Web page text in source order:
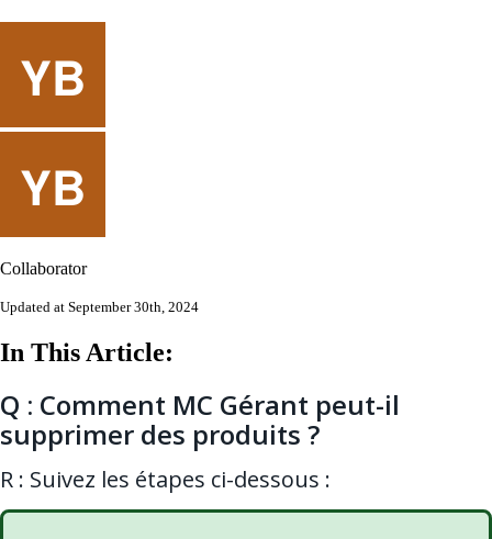
Collaborator
Updated at September 30th, 2024
In This Article:
Q : Comment MC Gérant peut-il
supprimer des produits ?
R : Suivez les étapes ci-dessous :